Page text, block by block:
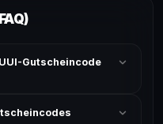
Gutscheincode
reduzierte Artikel